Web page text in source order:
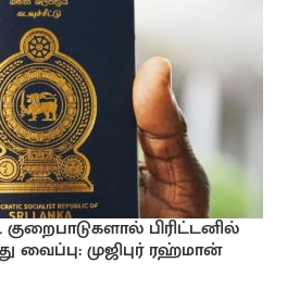
பிரிட்டனில்
வைப்பு: முஜிபுர் ரஹ்மான்